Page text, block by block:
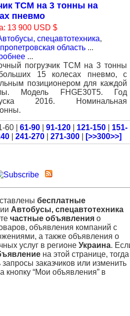
TCM на 3 тонны на
пневмо
13 900 USD $
спецавтотехника,
область ...
...
погрузчик TCM на 3 тонны
15 колесах пневмо, с
позиционером для каждой
Модель FHGE30T5. Год
2016. Номинальная
60 | 61-90 91-120 121-150
151-
241-270 271-300 [>>300>>]
бесплатные
Автобусы, спецавтотехника
частные объявления о
объявления компаний с
а также объявления о
услуг в регионе Украина.
на этой странице, тогда
заказчиков или изменить
кнопку “Мои объявления” в